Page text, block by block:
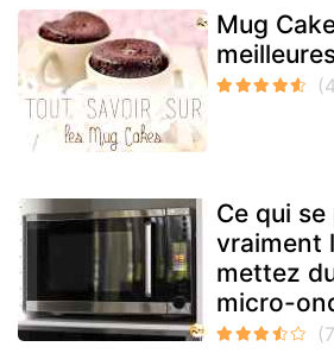
Mug
Ce qui se
vraiment
mettez
micro-